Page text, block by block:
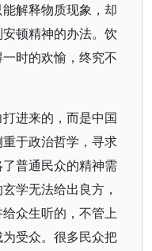
解释物质现象，却
顿精神的办法。饮
时的欢愉，终究不
进来的，而是中国
于政治哲学，寻求
普通民众的精神需
学无法给出良方，
众生听的，不管上
受众。很多民众把